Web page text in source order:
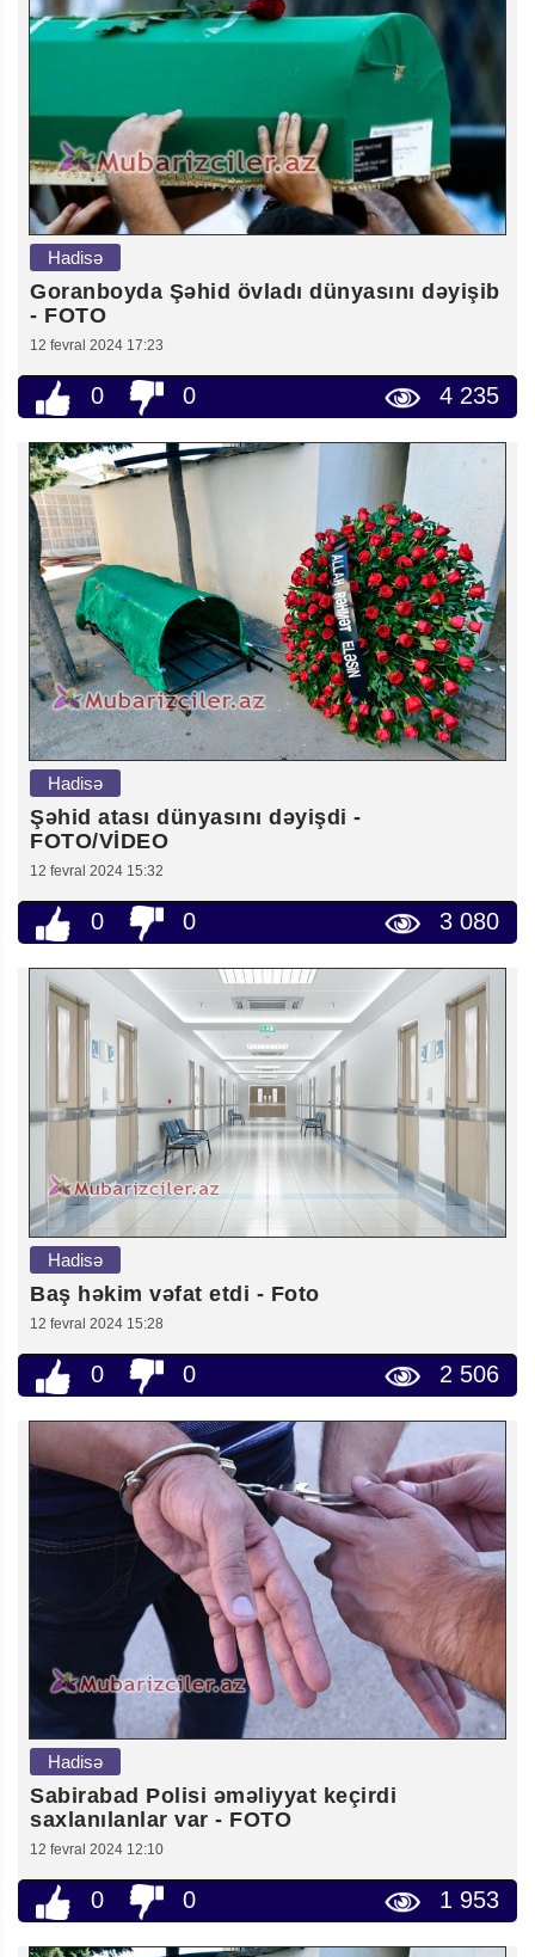
Hadisə
Goranboyda Şəhid övladı dünyasını dəyişib
- FOTO
12 fevral 2024 17:23
0 0 4 235
Hadisə
Şəhid atası dünyasını dəyişdi -
FOTO/VİDEO
12 fevral 2024 15:32
0 0 3 080
Hadisə
Baş həkim vəfat etdi - Foto
12 fevral 2024 15:28
0 0 2 506
Hadisə
Sabirabad Polisi əməliyyat keçirdi
saxlanılanlar var - FOTO
12 fevral 2024 12:10
0 0 1 953